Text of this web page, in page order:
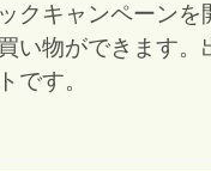
クキャンペーン
い物ができます
です。